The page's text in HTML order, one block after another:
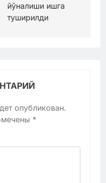
йўналиши ишга
туширилди
опубликован.
*